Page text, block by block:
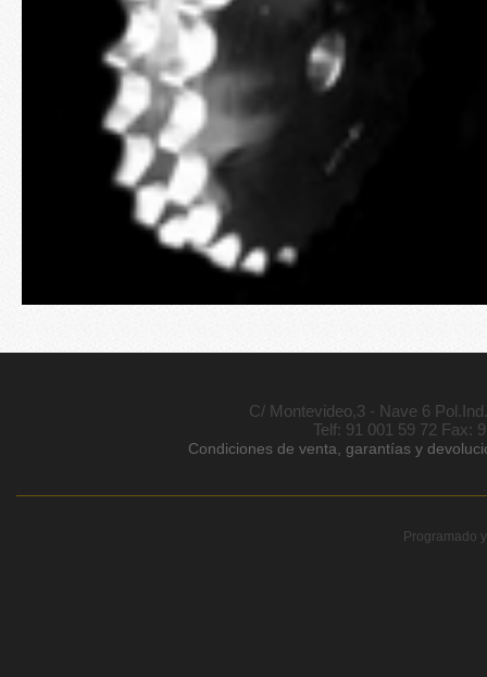
C/ Montevideo,3 - Nave 6
Telf: 91 001 59 72 Fax:
Condiciones de venta, garantías y
Programado